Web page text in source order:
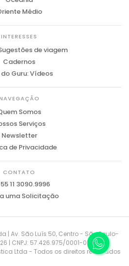
Médio
INTERESSES
de viagem
Cadernos
do Guru: Vídeos
Somos
Serviços
Newsletter
de Privacidade
CONTATO
11 3090.9996
uma Solicitação
| Av. São Luís 50, Centro - São Paulo-
| CNPJ: 57.426.975/0001-01
Ltda - Todos os direitos reservados